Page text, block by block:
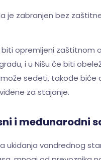
je zabranjen bez
opremljeni zaštitnom
i u Nišu će biti
sedeti, takođe biće
za stajanje.
i međunarodni
ukidanja vandrednog